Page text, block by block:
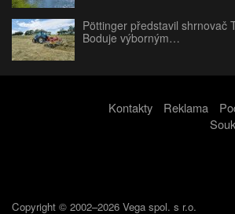
Pöttinger představil shrnovač
Boduje výborným…
Kontakty Reklama
Copyright © 2002–2026 Vega spol. s r.o.